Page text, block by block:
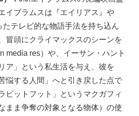
イブラムスは『エイリアス』や
たテレビ的な物語手法を持ち込ん
冒頭にクライマックスのシーンを
media res）や、イーサン・ハント
ア」という私生活を与え、彼を
悩する人間」へと引き戻した点で
ビットフット」というマクガフィ
まま争奪の対象となる物体）の使